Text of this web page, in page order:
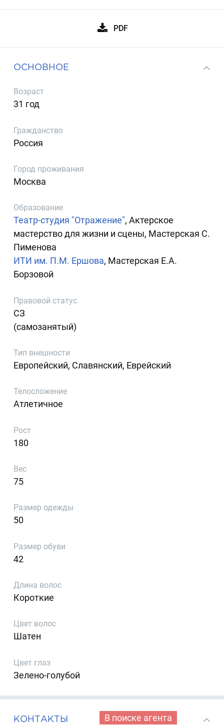
PDF
ОСНОВНОЕ
Возраст
31 год
Гражданство
Россия
Город проживания
Москва
Образование
Театр-студия "Отражение", Актерское
мастерство для жизни и сцены, Мастерская С.
Пименова
ИТИ им. П.М. Ершова, Мастерская Е.А.
Борзовой
Правовой статус
СЗ
(самозанятый)
Тип внешности
Европейский, Славянский, Еврейский
Телосложение
Атлетичное
Рост
180
Вес
75
Размер одежды
50
Размер обуви
42
Длина волос
Короткие
Цвет волос
Шатен
Цвет глаз
Зелено-голубой
КОНТАКТЫ В поиске агента